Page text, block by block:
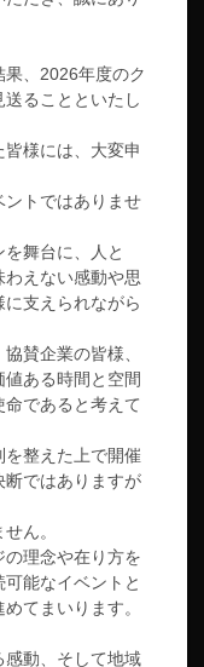
、2026年度のク
ることといたし
様には、大変申
ントではありませ
舞台に、人と
わえない感動や思
支えられながら
賛企業の皆様、
ある時間と空間
であると考えて
整えた上で開催
断ではありますが
ん。
理念や在り方を
能なイベントと
てまいります。
感動、そして地域